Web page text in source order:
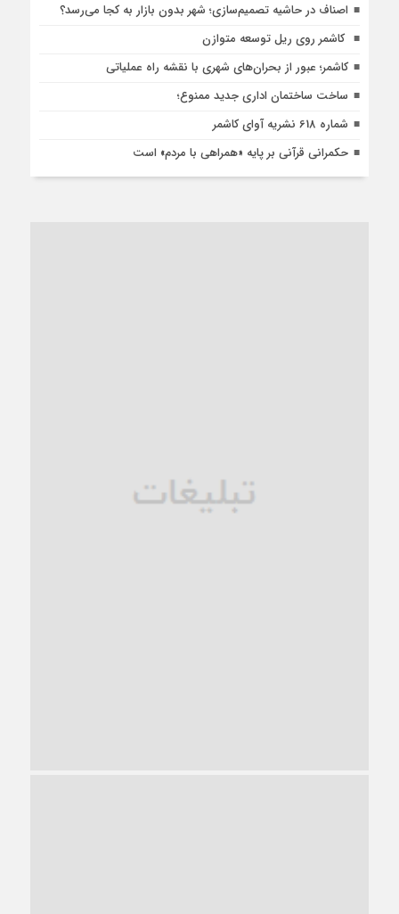
اصناف در حاشیه تصمیم‌سازی؛ شهر بدون بازار به کجا می‌رسد؟
کاشمر روی ریل توسعه متوازن
کاشمر؛ عبور از بحران‌های شهری با نقشه راه عملیاتی
ساخت ساختمان اداری جدید ممنوع؛
شماره 618 نشریه آوای کاشمر
حکمرانی قرآنی بر پایه «همراهی با مردم» است